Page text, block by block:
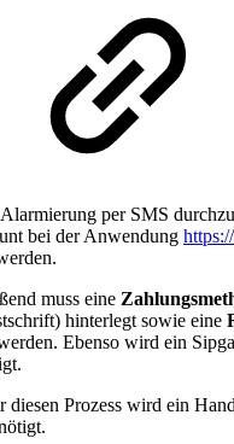
per SMS
bei der Anwendung
muss eine
hinterlegt sowie eine
Ebenso wird ein
diesen Prozess wird ein